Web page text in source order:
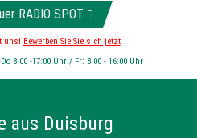
8:00 -17:00 Uhr / Fr: 8:00 - 16:00 Uhr
RADIO SPOT
uns! Bewerben Sie Sie sich jetzt
aus Duisburg